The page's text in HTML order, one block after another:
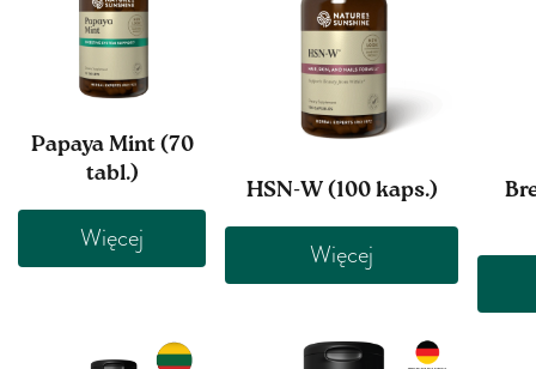
Papaya Mint (70
tabl.)
Więcej
HSN-W (100 kaps.)
Więcej